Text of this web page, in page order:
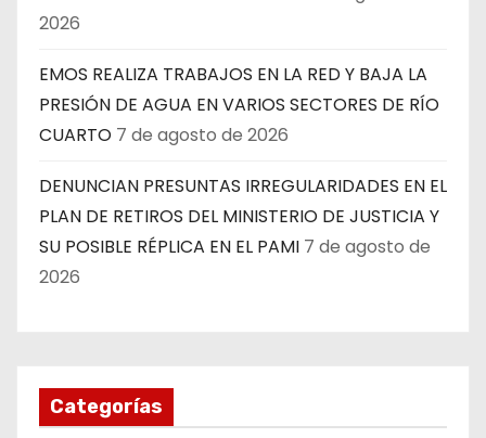
2026
EMOS REALIZA TRABAJOS EN LA RED Y BAJA LA
PRESIÓN DE AGUA EN VARIOS SECTORES DE RÍO
CUARTO 7 de agosto de 2026
DENUNCIAN PRESUNTAS IRREGULARIDADES EN EL
PLAN DE RETIROS DEL MINISTERIO DE JUSTICIA Y
SU POSIBLE RÉPLICA EN EL PAMI 7 de agosto de
2026
Categorías